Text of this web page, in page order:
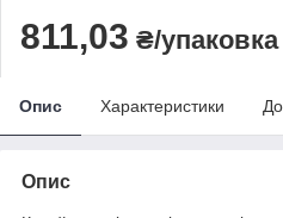
811,03 ₴/упаковка
Опис Характеристики
Опис